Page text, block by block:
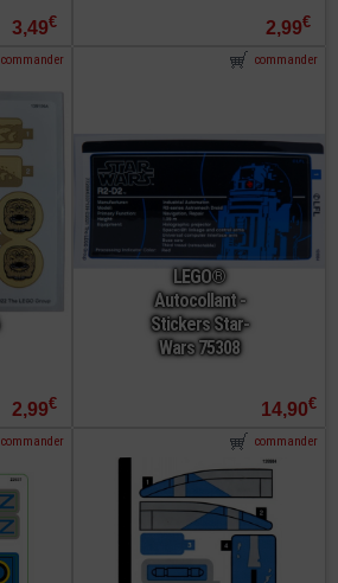
3,49€ 2,99€
2,99€
commander
LEGO®
Autocollant -
Stickers Star-
Wars 75308
14,90€
commander
commander commander